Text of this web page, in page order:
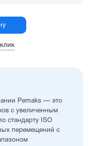
Pemaks — это
с увеличенным
стандарту ISO
перемещений с